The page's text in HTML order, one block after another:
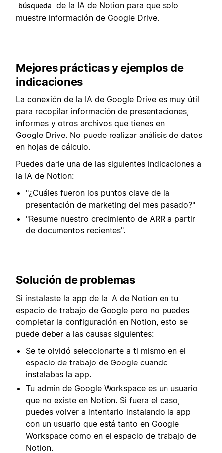
búsqueda
de la IA de Notion para que solo
muestre información de Google Drive.
Mejores prácticas y ejemplos de
indicaciones
La conexión de la IA de Google Drive es muy útil
para recopilar información de presentaciones,
informes y otros archivos que tienes en
Google Drive. No puede realizar análisis de datos
en hojas de cálculo.
Puedes darle una de las siguientes indicaciones a
la IA de Notion:
"¿Cuáles fueron los puntos clave de la
presentación de marketing del mes pasado?"
"Resume nuestro crecimiento de ARR a partir
de documentos recientes".
Solución de problemas
Si instalaste la app de la IA de Notion en tu
espacio de trabajo de Google pero no puedes
completar la configuración en Notion, esto se
puede deber a las causas siguientes:
Se te olvidó seleccionarte a ti mismo en el
espacio de trabajo de Google cuando
instalabas la app.
Tu admin de Google Workspace es un usuario
que no existe en Notion. Si fuera el caso,
puedes volver a intentarlo instalando la app
con un usuario que está tanto en Google
Workspace como en el espacio de trabajo de
Notion.